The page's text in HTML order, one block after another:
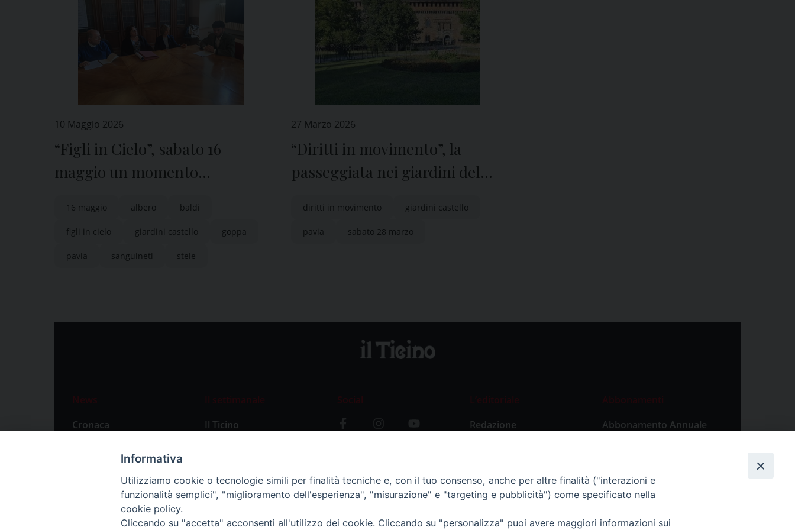
10 Maggio 2026
“Figli in Cielo”, sabato 16
maggio un momento
Castello Visconteo di Pavia
16 maggio albero baldi
figli in cielo giardini castello goppa
pavia sanguineti stele
27 Marzo 2026
“Diritti in movimento”, la
passeggiata nei giardini del
diritti in movimento giardini castello
pavia sabato 28 marzo
News
Cronaca
Primo Piano
Il settimanale
Il Ticino
Social
L’editoriale
Redazione
Abbonamenti
Abbonamento Annuale
Abbonamento Singola
Informativa
Utilizziamo cookie o tecnologie simili per finalità tecniche e, con il tuo consenso, anche per altre finalità ("interazioni e
funzionalità semplici", "miglioramento dell'esperienza", "misurazione" e "targeting e pubblicità") come specificato nella
cookie policy.
Cliccando su "accetta" acconsenti all'utilizzo dei cookie. Cliccando su "personalizza" puoi avere maggiori informazioni sui